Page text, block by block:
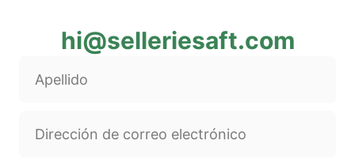
hi@selleriesaft.com